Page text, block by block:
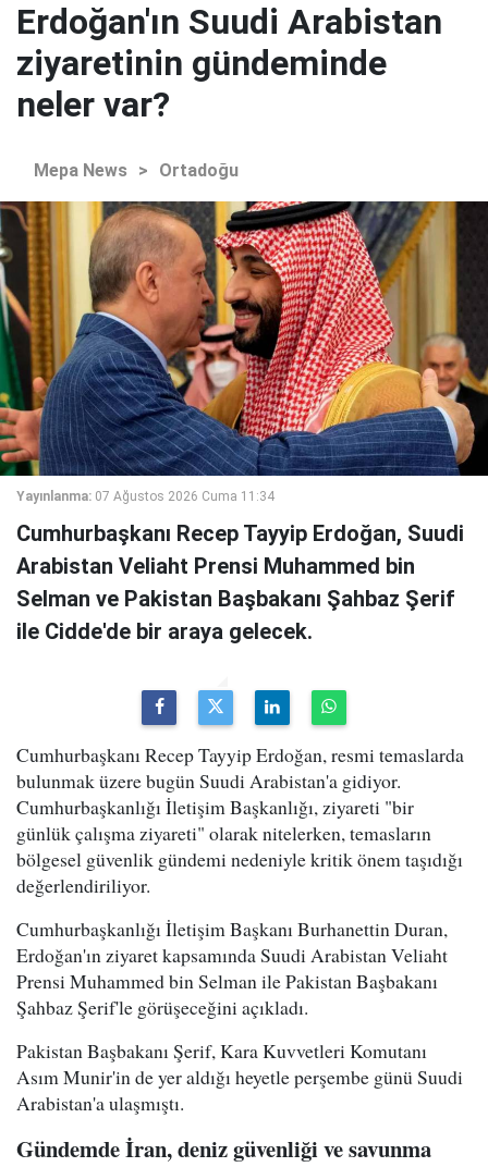
Erdoğan'ın Suudi Arabistan
ziyaretinin gündeminde
neler var?
Mepa News > Ortadoğu
Yayınlanma: 07 Ağustos 2026 Cuma 11:34
Cumhurbaşkanı Recep Tayyip Erdoğan, Suudi
Arabistan Veliaht Prensi Muhammed bin
Selman ve Pakistan Başbakanı Şahbaz Şerif
ile Cidde'de bir araya gelecek.
Cumhurbaşkanı Recep Tayyip Erdoğan, resmi temaslarda
bulunmak üzere bugün Suudi Arabistan'a gidiyor.
Cumhurbaşkanlığı İletişim Başkanlığı, ziyareti "bir
günlük çalışma ziyareti" olarak nitelerken, temasların
bölgesel güvenlik gündemi nedeniyle kritik önem taşıdığı
değerlendiriliyor.
Cumhurbaşkanlığı İletişim Başkanı Burhanettin Duran,
Erdoğan'ın ziyaret kapsamında Suudi Arabistan Veliaht
Prensi Muhammed bin Selman ile Pakistan Başbakanı
Şahbaz Şerif'le görüşeceğini açıkladı.
Pakistan Başbakanı Şerif, Kara Kuvvetleri Komutanı
Asım Munir'in de yer aldığı heyetle perşembe günü Suudi
Arabistan'a ulaşmıştı.
Gündemde İran, deniz güvenliği ve savunma